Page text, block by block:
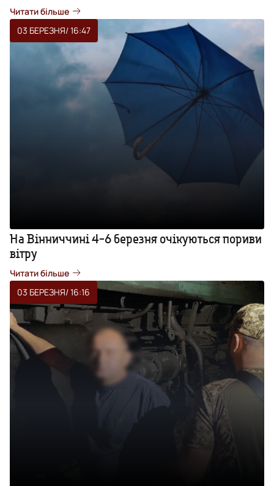
Читати більше
03 БЕРЕЗНЯ/ 16:47
На Вінниччині 4-6 березня очікуються пориви
вітру
Читати більше
03 БЕРЕЗНЯ/ 16:16